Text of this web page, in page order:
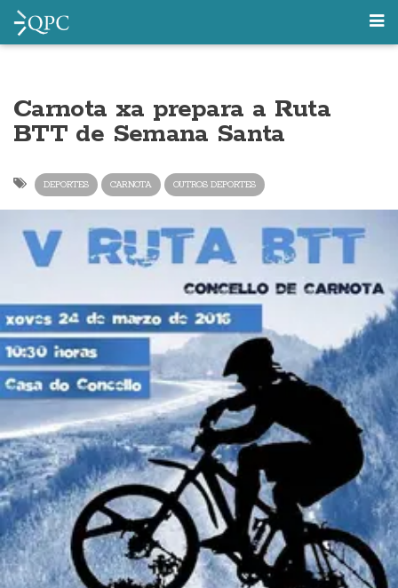
Carnota xa prepara a Ruta
BTT de Semana Santa
DEPORTES CARNOTA OUTROS DEPORTES